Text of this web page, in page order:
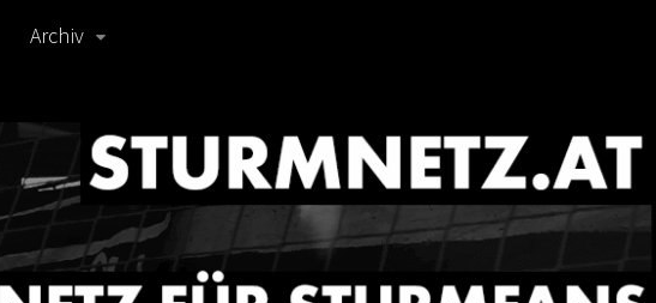
Archiv